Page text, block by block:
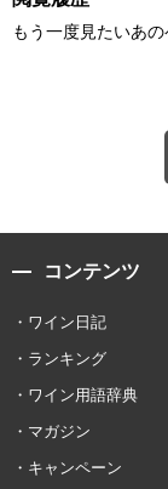
もう一度見たいあ
コンテンツ
ワイン日記
ランキング
ワイン用語辞典
マガジン
キャンペーン